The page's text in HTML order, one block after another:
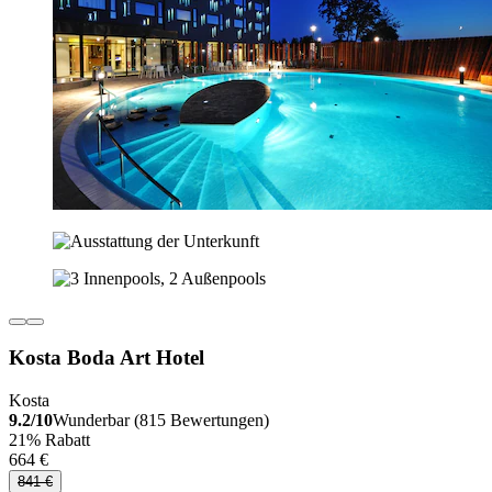
Kosta Boda Art Hotel
Kosta
9.2/10Wunderbar (815 Bewertungen)
21% Rabatt
664 €
841 €